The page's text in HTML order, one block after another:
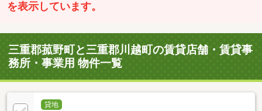
を表示しています。
三重郡菰野町と三重郡川越町の賃貸店舗・賃貸事
務所・事業用 物件一覧
貸地